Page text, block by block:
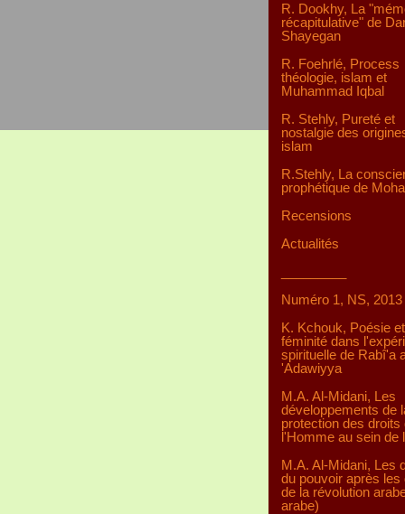
R. Dookhy, La
récapitulative" de
Shayegan
R. Foehrlé, Process
théologie, islam et
Muhammad Iqbal
R. Stehly, Pureté et
nostalgie des
islam
R.Stehly, La
prophétique de
Recensions
Actualités
Numéro 1, NS, 2013
K. Kchouk, Poésie et
féminité dans
spirituelle de Rabî'a
'Adawiyya
M.A. Al-Midani, Les
développements de
protection des droits
l'Homme au sein de
M.A. Al-Midani, Les
du pouvoir après les
de la révolution
arabe)